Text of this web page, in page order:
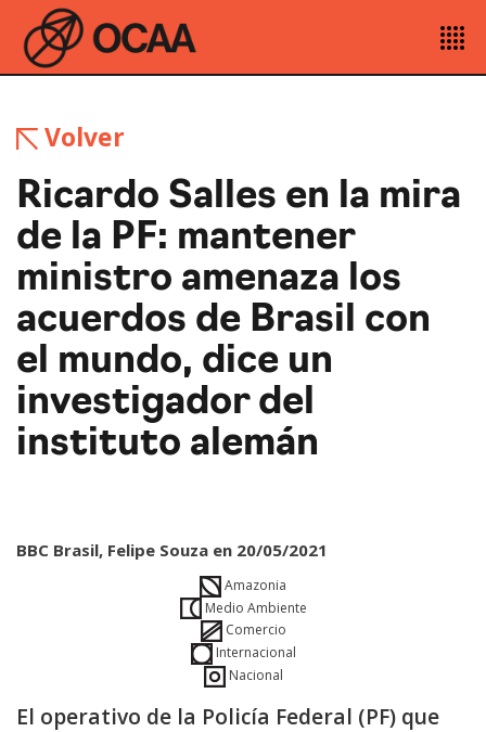
Volver
Ricardo Salles en la mira
de la PF: mantener
ministro amenaza los
acuerdos de Brasil con
el mundo, dice un
investigador del
instituto alemán
BBC Brasil, Felipe Souza en 20/05/2021
Amazonia
Medio Ambiente
Comercio
Internacional
Nacional
El operativo de la Policía Federal (PF) que